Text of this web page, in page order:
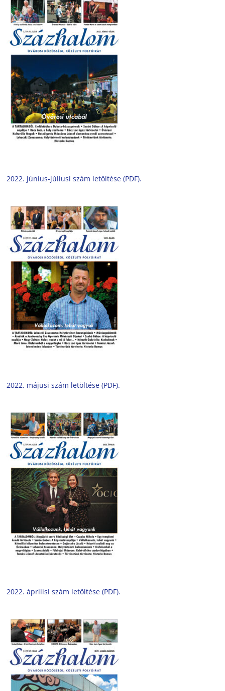
2022. június-júliusi szám letöltése (PDF).
2022. májusi szám letöltése (PDF).
2022. áprilisi szám letöltése (PDF).